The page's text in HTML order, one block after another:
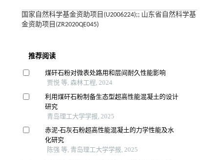
国家自然科学基金资助项目(U2006224);; 山东省自然科学基
金资助项目(ZR2020QE045)